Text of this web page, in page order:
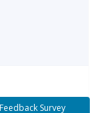
Feedback Survey